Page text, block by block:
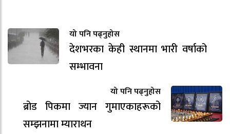
यो पनि पढ्नुहोस
देशभरका केही स्थानमा भारी वर्षाको
सम्भावना
यो पनि पढ्नुहोस
ब्रोड पिकमा ज्यान गुमाएकाहरूको
सम्झनामा म्याराथन